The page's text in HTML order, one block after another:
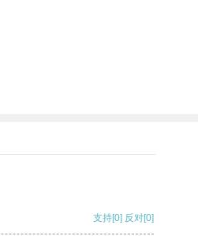
支持[0] 反对[0]